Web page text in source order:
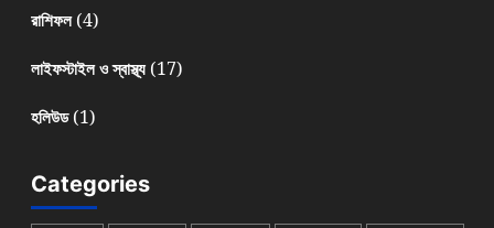
রাশিফল(4)
লাইফস্টাইল ও স্বাস্থ্য(17)
হলিউড(1)
Categories